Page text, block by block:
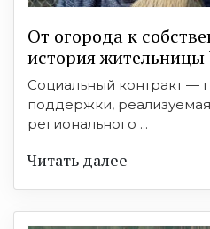
От огорода к
история жительницы
Социальный контракт —
поддержки,
регионального ...
Читать далее